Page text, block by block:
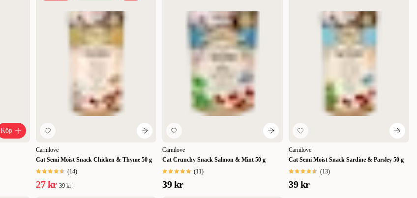
Köp
Carnilove
Cat Semi Moist Snack Chicken & Thyme 50 g
(14)
27 kr 39 kr
Carnilove
Cat Crunchy Snack Salmon & Mint 50 g
(11)
39 kr
Carnilove
Cat Semi Moist Snack Sardine & Parsley 50 g
(13)
39 kr